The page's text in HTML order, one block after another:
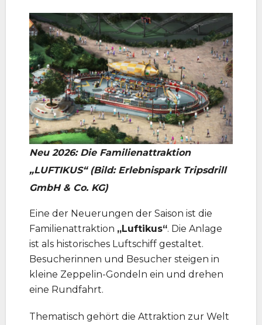
Neu 2026: Die Familienattraktion
„LUFTIKUS“ (Bild: Erlebnispark Tripsdrill
GmbH & Co. KG)
Eine der Neuerungen der Saison ist die
Familienattraktion „Luftikus“. Die Anlage
ist als historisches Luftschiff gestaltet.
Besucherinnen und Besucher steigen in
kleine Zeppelin-Gondeln ein und drehen
eine Rundfahrt.
Thematisch gehört die Attraktion zur Welt